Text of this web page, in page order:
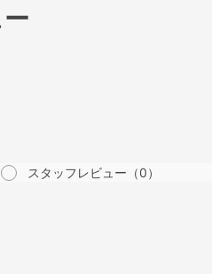
スタッフレビュー （0）